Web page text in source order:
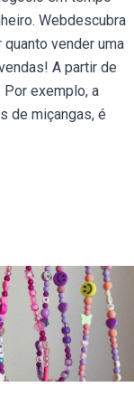
Webdescubra
vender uma
A partir de
exemplo, a
de miçangas, é